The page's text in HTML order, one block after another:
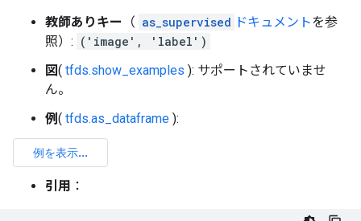
教師ありキー （ as_supervised ドキュメントを参
照）: ('image', 'label')
図( tfds.show_examples ): サポートされていませ
ん。
例( tfds.as_dataframe ):
引用 ：